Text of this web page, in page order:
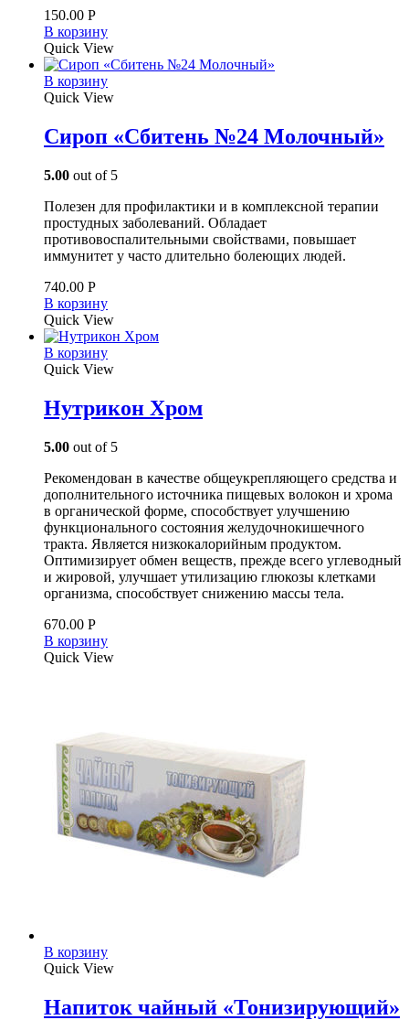
150.00 Р
В корзину
Quick View
В корзину
Quick View
Сироп «Сбитень №24 Молочный»
5.00 out of 5
Полезен для профилактики и в комплексной терапии
простудных заболеваний. Обладает
противовоспалительными свойствами, повышает
иммунитет у часто длительно болеющих людей.
740.00 Р
В корзину
Quick View
В корзину
Quick View
Нутрикон Хром
5.00 out of 5
Рекомендован в качестве общеукрепляющего средства и
дополнительного источника пищевых волокон и хрома
в органической форме, способствует улучшению
функционального состояния желудочно­кишечного
тракта. Является низкокалорийным продуктом.
Оптимизирует обмен веществ, прежде всего углеводный
и жировой, улучшает утилизацию глюкозы клетками
организма, способствует снижению массы тела.
670.00 Р
В корзину
Quick View
В корзину
Quick View
Напиток чайный «Тонизирующий»